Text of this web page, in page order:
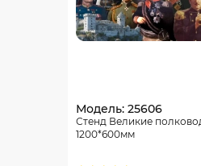
Модель: 25606
Стенд Великие
1200*600мм